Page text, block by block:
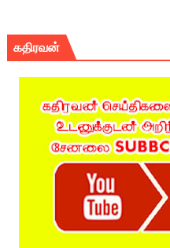
கதிரவன்